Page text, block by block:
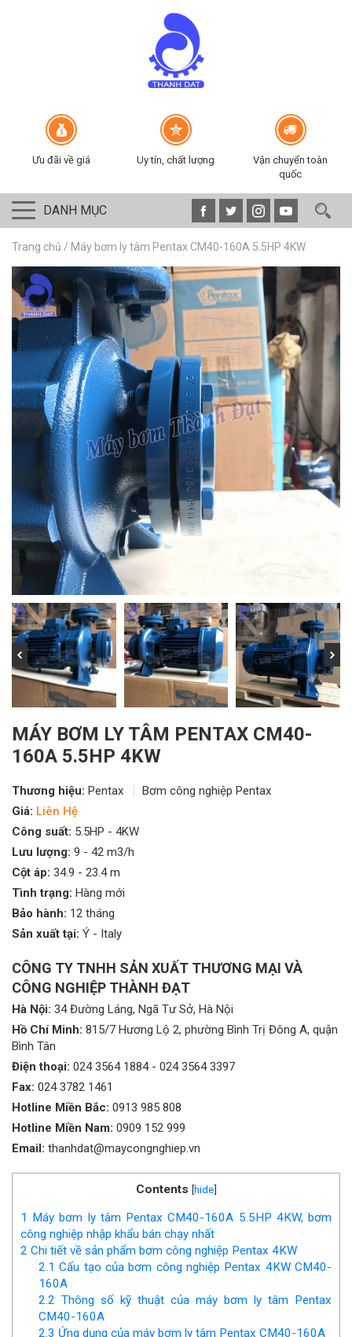
Ưu đãi về giá Uy tín, chất lượng
Vận chuyển toàn
quốc
DANH MỤC
Trang chủ / Máy bơm ly tâm Pentax CM40-160A 5.5HP 4KW
MÁY BƠM LY TÂM PENTAX CM40-
160A 5.5HP 4KW
Thương hiệu: Pentax
Bơm công nghiệp Pentax
Giá: Liên Hệ
Công suất: 5.5HP - 4KW
Lưu lượng: 9 - 42 m3/h
Cột áp: 34.9 - 23.4 m
Tình trạng: Hàng mới
Bảo hành: 12 tháng
Sản xuất tại: Ý - Italy
CÔNG TY TNHH SẢN XUẤT THƯƠNG MẠI VÀ
CÔNG NGHIỆP THÀNH ĐẠT
Hà Nội: 34 Đường Láng, Ngã Tư Sở, Hà Nội
Hồ Chí Minh: 815/7 Hương Lộ 2, phường Bình Trị Đông A, quận
Bình Tân
Điện thoại: 024 3564 1884- 024 3564 3397
Fax: 024 3782 1461
Hotline Miền Bắc: 0913 985 808
Hotline Miền Nam: 0909 152 999
Email: thanhdat@maycongnghiep.vn
Contents [hide]
1 Máy bơm ly tâm Pentax CM40-160A 5.5HP 4KW, bơm
công nghiệp nhập khẩu bán chạy nhất
2 Chi tiết về sản phẩm bơm công nghiệp Pentax 4KW
2.1 Cấu tạo của bơm công nghiệp Pentax 4KW CM40-
160A
2.2 Thông số kỹ thuật của máy bơm ly tâm Pentax
CM40-160A
2.3 Ứng dụng của máy bơm ly tâm Pentax CM40-160A